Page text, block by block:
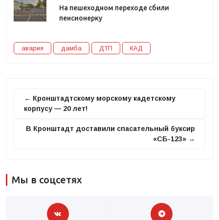
На пешеходном переходе сбили
пенсионерку
авария дамба ДТП КАД
← Кронштадтскому морскому кадетскому
корпусу — 20 лет!
В Кронштадт доставили спасательный буксир
«СБ-123» →
Мы в соцсетях